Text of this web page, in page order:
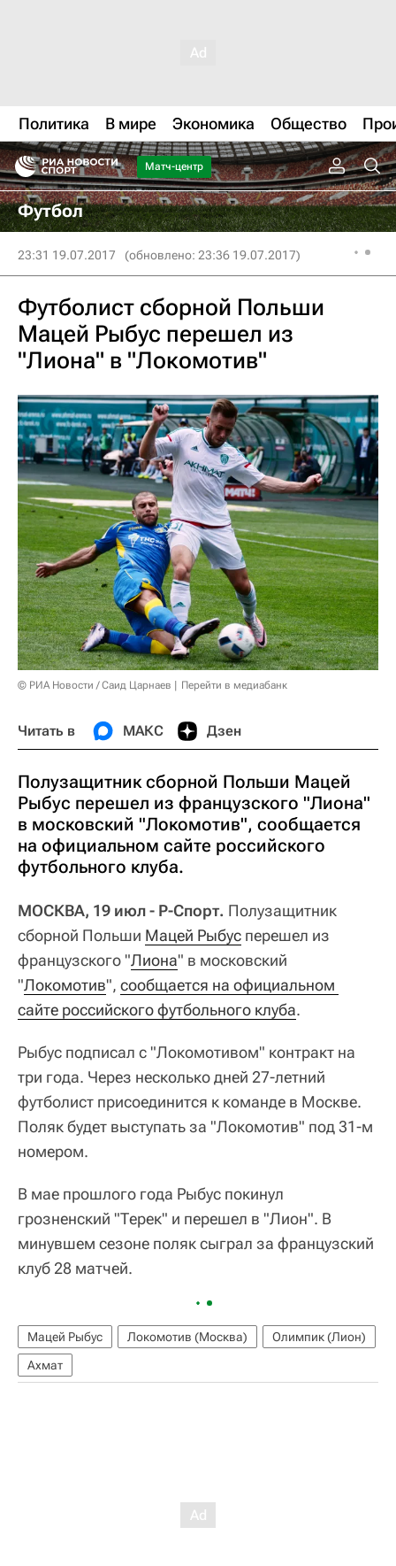
Политика В мире Экономика Общество
Матч-центр
Футбол
23:31 19.07.2017 (обновлено: 23:36 19.07.2017)
Футболист сборной Польши
Мацей Рыбус перешел из
"Лиона" в "Локомотив"
© РИА Новости / Саид Царнаев Перейти в медиабанк
Читать в МАКС Дзен
Полузащитник сборной Польши Мацей
Рыбус перешел из французского "Лиона"
в московский "Локомотив", сообщается
на официальном сайте российского
футбольного клуба.
МОСКВА, 19 июл - Р-Спорт. Полузащитник
сборной Польши Мацей Рыбус перешел из
французского "Лиона" в московский
"Локомотив", сообщается на официальном
сайте российского футбольного клуба.
Рыбус подписал с "Локомотивом" контракт на
три года. Через несколько дней 27-летний
футболист присоединится к команде в Москве.
Поляк будет выступать за "Локомотив" под 31-м
номером.
В мае прошлого года Рыбус покинул
грозненский "Терек" и перешел в "Лион". В
минувшем сезоне поляк сыграл за французский
клуб 28 матчей.
Мацей Рыбус Локомотив (Москва)
Олимпик (Лион)
Ахмат